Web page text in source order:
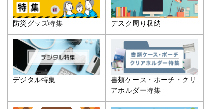
防災グッズ特集 デスク周り収納
デジタル特集
書類ケース・ポーチ・クリ
アホルダー特集